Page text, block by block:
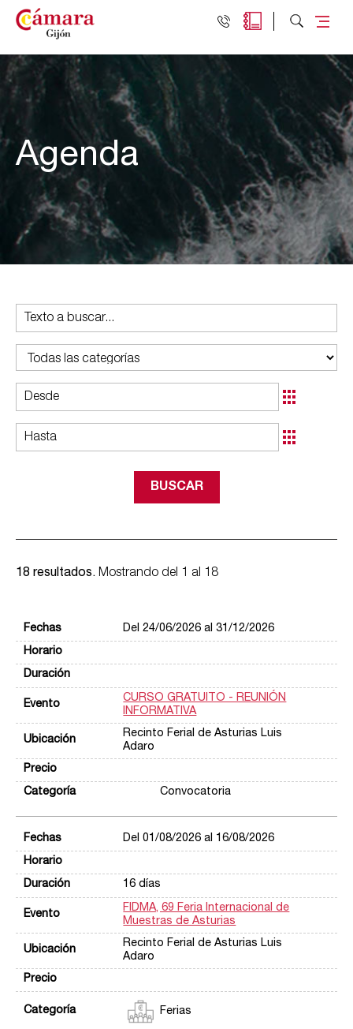
Agenda
18 resultados. Mostrando del 1 al 18
Del 24/06/2026 al 31/12/2026
CURSO GRATUITO - REUNIÓN
INFORMATIVA
Recinto Ferial de Asturias Luis
Adaro
Convocatoria
Del 01/08/2026 al 16/08/2026
16 días
FIDMA, 69 Feria Internacional de
Muestras de Asturias
Recinto Ferial de Asturias Luis
Adaro
Ferias